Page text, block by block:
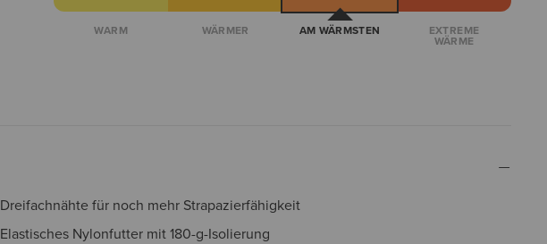
WARM WÄRMER AM WÄRMSTEN EXTREME
WÄRME
Dreifachnähte für noch mehr Strapazierfähigkeit
Elastisches Nylonfutter mit 180-g-Isolierung